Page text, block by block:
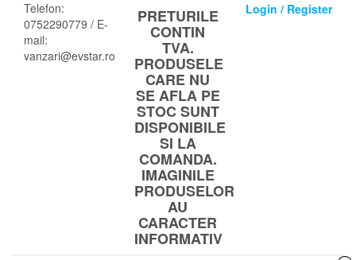
content
Telefon:
0752290779 / E-
mail:
vanzari@evstar.ro
PRETURILE
CONTIN
TVA.
PRODUSELE
CARE NU
SE AFLA PE
STOC SUNT
DISPONIBILE
SI LA
COMANDA.
IMAGINILE
PRODUSELOR
AU
CARACTER
INFORMATIV
Login / Register